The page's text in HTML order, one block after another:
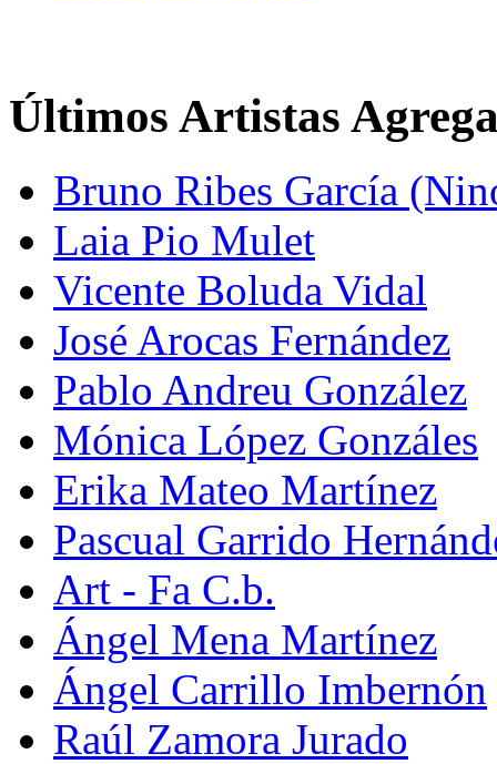
Últimos Artistas
Bruno Ribes García
Laia Pio Mulet
Vicente Boluda Vidal
José Arocas Fernández
Pablo Andreu González
Mónica López Gonzáles
Erika Mateo Martínez
Pascual Garrido
Art - Fa C.b.
Ángel Mena Martínez
Ángel Carrillo Imbernón
Raúl Zamora Jurado